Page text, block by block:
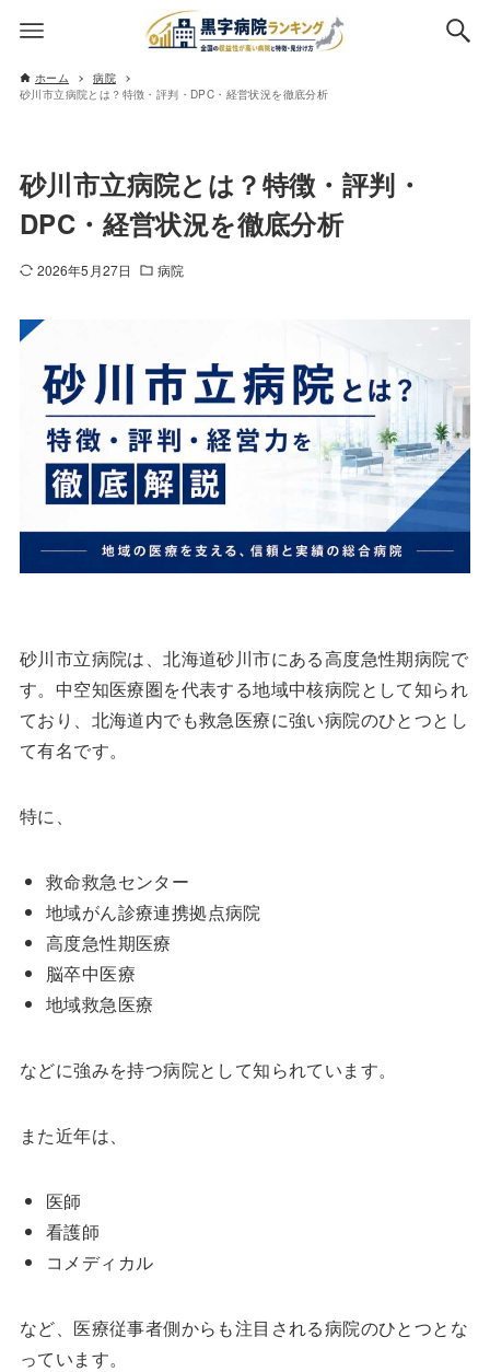
ホーム
病院
砂川市立病院とは？特徴・評判・DPC・経営状況を徹底分析
砂川市立病院とは？特徴・評判・
DPC・経営状況を徹底分析
2026年5月27日 病院
砂川市立病院は、北海道砂川市にある高度急性期病院で
す。中空知医療圏を代表する地域中核病院として知られ
ており、北海道内でも救急医療に強い病院のひとつとし
て有名です。
特に、
救命救急センター
地域がん診療連携拠点病院
高度急性期医療
脳卒中医療
地域救急医療
などに強みを持つ病院として知られています。
また近年は、
医師
看護師
コメディカル
など、医療従事者側からも注目される病院のひとつとな
っています。